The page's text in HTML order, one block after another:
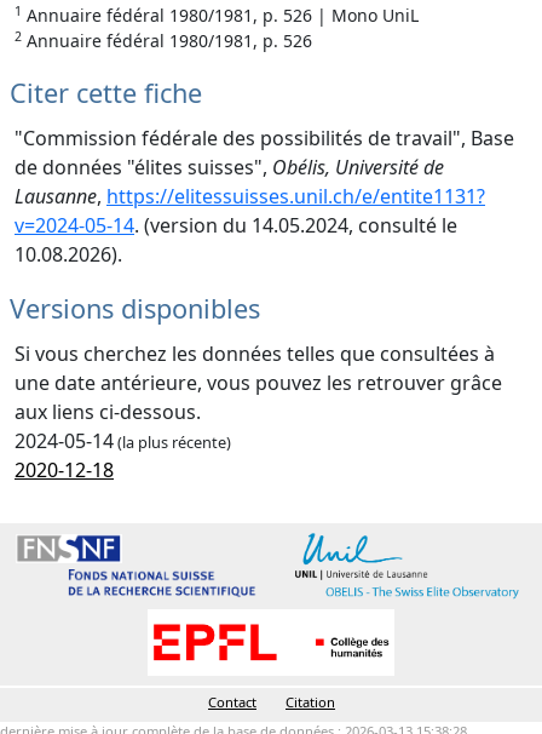
1 Annuaire fédéral 1980/1981, p. 526 | Mono UniL
2 Annuaire fédéral 1980/1981, p. 526
Citer cette fiche
"Commission fédérale des possibilités de travail", Base
de données "élites suisses", Obélis, Université de
Lausanne, https://elitessuisses.unil.ch/e/entite1131?
v=2024-05-14. (version du 14.05.2024, consulté le
10.08.2026).
Versions disponibles
Si vous cherchez les données telles que consultées à
une date antérieure, vous pouvez les retrouver grâce
aux liens ci-dessous.
2024-05-14(la plus récente)
2020-12-18
Contact
Citation